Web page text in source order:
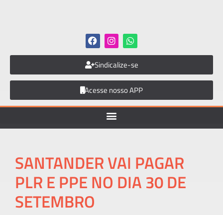
Sindicalize-se
Acesse nosso APP
SANTANDER VAI PAGAR
PLR E PPE NO DIA 30 DE
SETEMBRO